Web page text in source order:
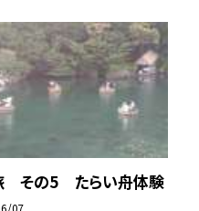
その5 たらい舟体験
07